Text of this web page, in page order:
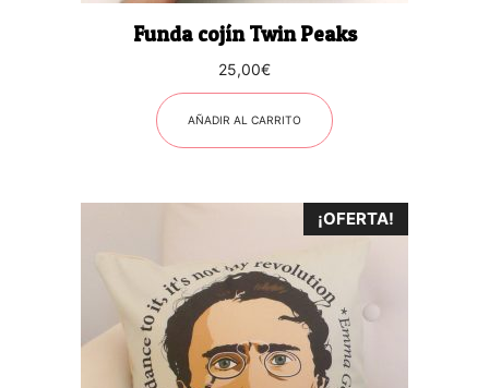
Funda cojín Twin Peaks
25,00€
AÑADIR AL CARRITO
¡OFERTA!